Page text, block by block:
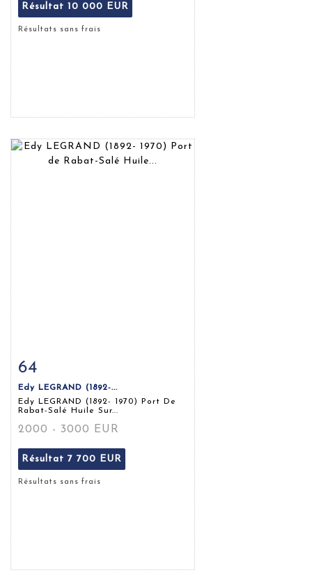
Résultat 10 000 EUR
Résultats sans frais
Fiche détaillée
64
Edy LEGRAND (1892-...
Edy LEGRAND (1892- 1970) Port De
Rabat-Salé Huile Sur...
2000 - 3000 EUR
Résultat 7 700 EUR
Résultats sans frais